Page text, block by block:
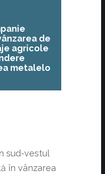
de
agricole
metalelor
sud-vestul
în vânzarea